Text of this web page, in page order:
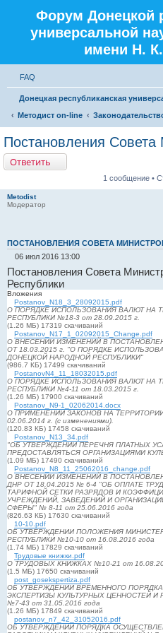
Форум Донецкой
универсальной
имени Н.
FAQ
Донецкая республиканская
Методист on-line
Постановления
Ответить
1 сообщение •
Metodist
Модератор
ПОСТАНОВЛЕНИЯ СОВЕТА
о
о
б
щ
е
н
и
е
06 июл 2016 13:00
Постановления Совета
Республики
Вложения
Postanov_N18_3_28092015.pdf
О ПОРЯДКЕ ИСПОЛЬЗОВАНИЯ ВАЛЮТ НА
РЕСПУБЛИКИ №18-3 от 28.09.2015 г.
(1.26 МБ) 17319 скачиваний
Postanov_N17_1_02092015_Change.pdf
О ВНЕСЕНИИ ИЗМЕНЕНИЙ В
ОТ 18.03.2015 г. "О ПОРЯДКЕ
ДОНЕЦКОЙ НАРОДНОЙ РЕСПУБЛИКИ"
(986.7 КБ) 17499 скачиваний
PostanovN4_11_18032015.pdf
О ПОРЯДКЕ ИСПОЛЬЗОВАНИЯ ВАЛЮТ НА
РЕСПУБЛИКИ №4-11 от 18.03.2015 г.
(1.26 МБ) 17900 скачиваний
Postanov_N9-1_02062014.docx
О ПРИМЕНЕНИИ ЗАКОНОВ НА
02.06.2014 г. (с изменениями).
(120.83 КБ) 17458 скачиваний
Postanov_N13_34.pdf
"ОБ УТВЕРЖДЕНИИ ПЕРЕЧНЯ ПЛАТНЫХ
ПРЕДОСТАВЛЯТЬСЯ ОРГАНИЗАЦИЯМИ
(1.09 МБ) 17490 скачиваний
Postanov_N8_11_25062016_change.pdf
О ВНЕСЕНИИ ИЗМЕНЕНИЙ В
ДНР ОТ 18.04.2015 № 6-4 "ОБ ОПЛАТЕ
ТАРИФНОЙ СЕТКИ РАЗРЯДОВ И
УЧРЕЖДЕНИЙ, ЗАВЕДЕНИЙ И
СФЕРЫ" № 8-11 от 25.06.2016 года
(826.63 КБ) 17630 скачиваний
10-10.pdf
ОБ УТВЕРЖДЕНИИ ПОЛОЖЕНИЯ
РЕСПУБЛИКИ №10-10 от 16.08.2016 года
(1.74 МБ) 17829 скачиваний
Трудовые книжки.pdf
О ТРУДОВЫХ КНИЖКАХ №10-21 от
(1.5 МБ) 17650 скачиваний
post_gosekspertiza.pdf
ОБ УТВЕРЖДЕНИИ ВРЕМЕННОГО
ЭКСПЕРТИЗЫ КУЛЬТУРНЫХ ЦЕННОСТЕЙ
№7-43 от 31.05.2016 года
(1.26 МБ) 17849 скачиваний
postanov_n7_42_31052016.pdf
ОБ УТВЕРЖДЕНИИ ПОРЯДКА